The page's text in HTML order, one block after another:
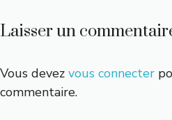
Laisser un
Vous devez vous connecter
commentaire.